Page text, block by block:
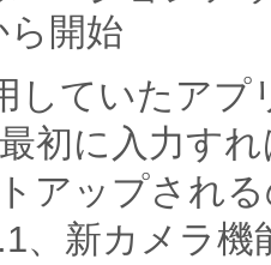
ら開始
していたアプ
初に入力す
アップされ
、新カメラ